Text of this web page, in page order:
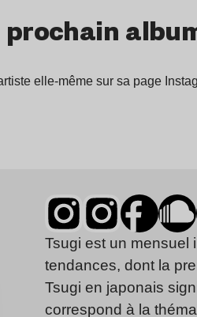
elle-même sur sa page
Tsugi est un mensuel
tendances, dont la
Tsugi en japonais
correspond à la